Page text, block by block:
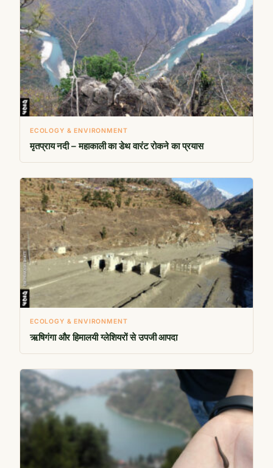
ECOLOGY & ENVIRONMENT
मृतप्राय नदी – महाकाली का डेथ वारंट रोकने का प्रयास
ECOLOGY & ENVIRONMENT
ऋषिगंगा और हिमालयी ग्लेशियरों से उपजी आपदा